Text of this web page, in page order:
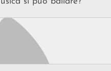
di formazione e
sulle tecniche di
possibile. Il nostro
scendere in pista diventa
I balli di coppia possono
'N Roll, Bossa Nova, Motown,
Per maggiori informazioni,